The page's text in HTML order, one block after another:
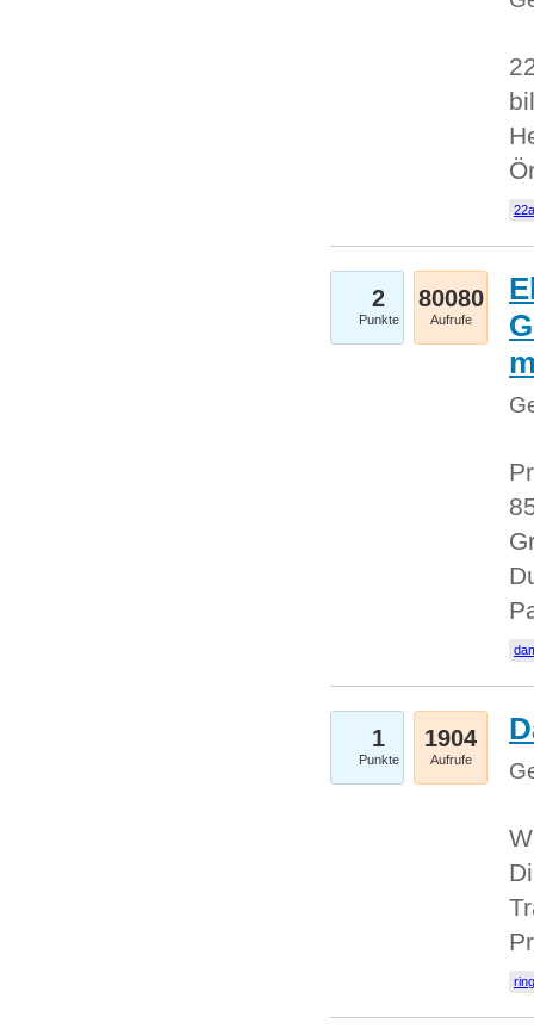
2
Punkte
80080
Aufrufe
1
Punkte
1904
Aufrufe
ring